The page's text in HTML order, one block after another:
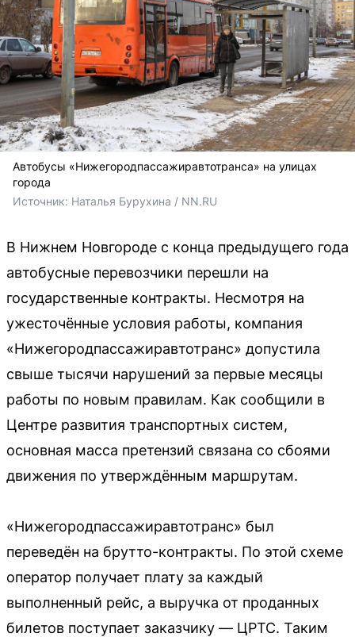
Автобусы «Нижегородпассажиравтотранса» на улицах
города
Источник: Наталья Бурухина / NN.RU
В Нижнем Новгороде с конца предыдущего года
автобусные перевозчики перешли на
государственные контракты. Несмотря на
ужесточённые условия работы, компания
«Нижегородпассажиравтотранс» допустила
свыше тысячи нарушений за первые месяцы
работы по новым правилам. Как сообщили в
Центре развития транспортных систем,
основная масса претензий связана со сбоями
движения по утверждённым маршрутам.
«Нижегородпассажиравтотранс» был
переведён на брутто-контракты. По этой схеме
оператор получает плату за каждый
выполненный рейс, а выручка от проданных
билетов поступает заказчику — ЦРТС. Таким